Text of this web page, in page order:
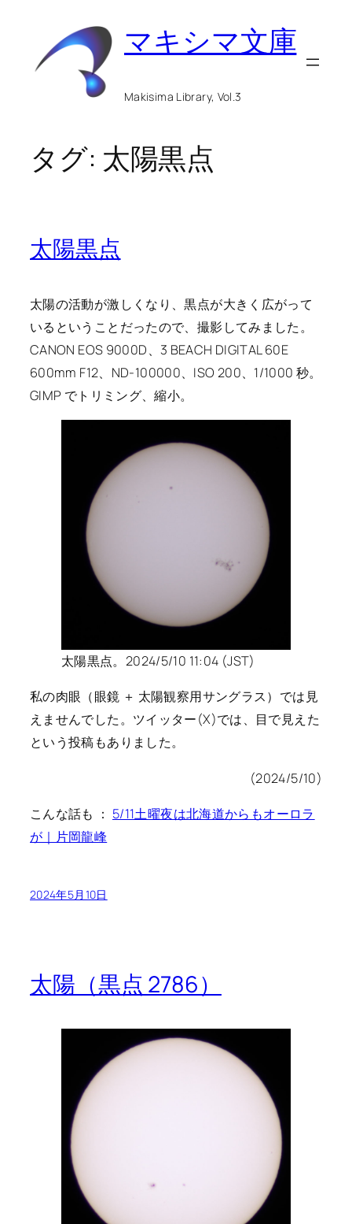
マキシマ文庫
Makisima Library, Vol.3
タグ: 太陽黒点
太陽黒点
太陽の活動が激しくなり、黒点が大きく広がって
いるということだったので、撮影してみました。
CANON EOS 9000D、3 BEACH DIGITAL 60E
600mm F12、ND-100000、ISO 200、1/1000 秒。
GIMP でトリミング、縮小。
太陽黒点。2024/5/10 11:04 (JST)
私の肉眼（眼鏡 ＋ 太陽観察用サングラス）では見
えませんでした。ツイッター(X)では、目で見えた
という投稿もありました。
(2024/5/10)
こんな話も ： 5/11土曜夜は北海道からもオーロラ
が｜片岡龍峰
2024年5月10日
太陽（黒点 2786）